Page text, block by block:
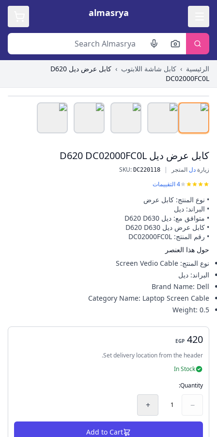
almasrya
الرئيسية › كابل شاشة اللابتوب ›
كابل عرض ديل D620
DC02000FC0L
كابل عرض ديل D620 DC02000FC0L
كابل عرض ديل D620 DC02000FC0L
زيارةدلالمتجر |
SKU: DC220118
4التقييمات
• نوع المنتج: كابل عرض
• البراند: ديل
• متوافق مع: ديل D620 D630
• كابل عرض ديل D620 D630
• رقم المنتج: DC02000FC0L
حول هذا العنصر
نوع المنتج:
Screen Vedio Cable
البراند: ديل
Brand Name: Dell
Category Name: Laptop Screen Cable
Weight: 0.5
420
EGP
Set delivery location from the header.
In Stock
Quantity:
−
1
+
Add to Cart